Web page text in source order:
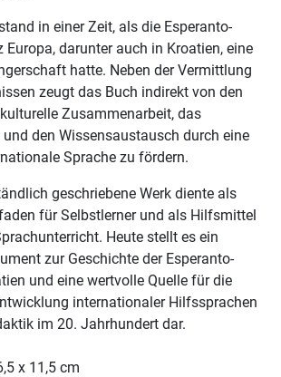
in einer Zeit, als die Esperanto-
Europa, darunter auch in Kroatien, eine
hatte. Neben der Vermittlung
zeugt das Buch indirekt von den
Zusammenarbeit, das
den Wissensaustausch durch eine
Sprache zu fördern.
geschriebene Werk diente als
für Selbstlerner und als Hilfsmittel
Heute stellt es ein
zur Geschichte der Esperanto-
und eine wertvolle Quelle für die
internationaler Hilfssprachen
im 20. Jahrhundert dar.
x 11,5 cm